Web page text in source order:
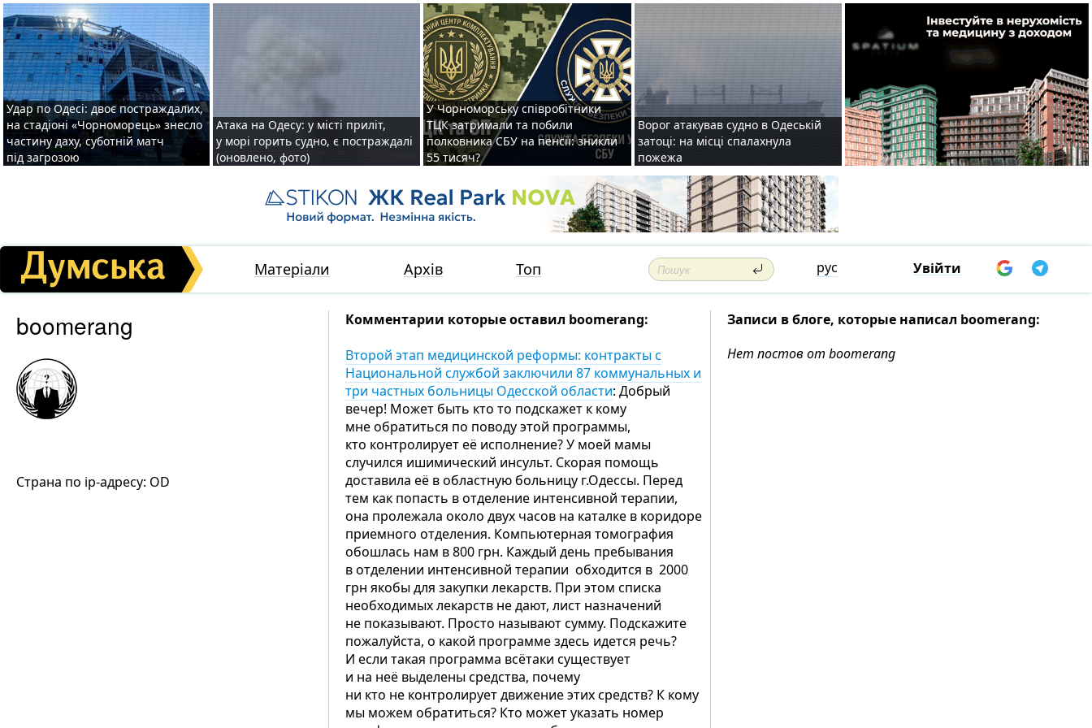
Удар по Одесі: двоє постраждалих,
на стадіоні «Чорноморець» знесло
частину даху, суботній матч
під загрозою
Атака на Одесу: у місті приліт,
у морі горить судно, є постраждалі
(оновлено, фото)
У Чорноморську співробітники
ТЦК затримали та побили
полковника СБУ на пенсії: зникли
55 тисяч?
Ворог атакував судно в Одеській
затоці: на місці спалахнула
пожежа
Матеріали Архів Топ рус Увійти
boomerang
Страна по ip-адресу: OD
Комментарии которые оставил boomerang:
Второй этап медицинской реформы: контракты с
Национальной службой заключили 87 коммунальных и
три частных больницы Одесской области: Добрый
вечер! Может быть кто то подскажет к кому
мне обратиться по поводу этой программы,
кто контролирует её исполнение? У моей мамы
случился ишимический инсульт. Скорая помощь
доставила её в областную больницу г.Одессы. Перед
тем как попасть в отделение интенсивной терапии,
она пролежала около двух часов на каталке в коридоре
приемного отделения. Компьютерная томография
обошлась нам в 800 грн. Каждый день пребывания
в отделении интенсивной терапии обходится в 2000
грн якобы для закупки лекарств. При этом списка
необходимых лекарств не дают, лист назначений
не показывают. Просто называют сумму. Подскажите
пожалуйста, о какой программе здесь идется речь?
И если такая программа всётаки существует
и на неё выделены средства, почему
ни кто не контролирует движение этих средств? К кому
мы можем обратиться? Кто может указать номер
Записи в блоге, которые написал boomerang:
Нет постов от boomerang